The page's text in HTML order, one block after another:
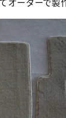
オーダーで製作